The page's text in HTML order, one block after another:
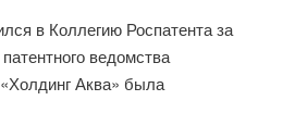
в Коллегию Роспатента за
ведомства
Аква» была